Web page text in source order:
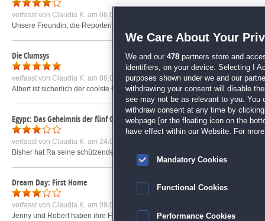
verfasst von Claudia K. am 06.01.2014 um 12:14
Unsere Freundin, die Reporterin Helen Hunter, ruft uns an, als sie mit ihrem
Die Clumsys
verfasst von Claudia K. am 08.07.2009 um 09:08
Albert ist sicherlich der coolste Opa aller Zeiten. Er hat eine Farm und
Egypt: Das Geheimnis der fünf Götter
verfasst von Claudia K. am 24.08.2012 um 17:05
Bisher hat Ra seine schützenden Hände über Ägypten gehalten, aber als er
Dream Day: First Home
verfasst von Claudia K. am 09.08.2010 um 11:41
Jenny und Robert haben ihre Flitterwochen hinter sich gebracht und sind
We Care About Your
We and our 478 partners store and
identifiers, on your device. Selecting I
purposes shown under we and our
withdrawing your consent will disable
see may not be as relevant to you. You
withdraw consent at any time by
webpage [or the floating icon on the
have effect within our Website. For
Mandatory Cookies
Functional Cookies
Performance Cookies